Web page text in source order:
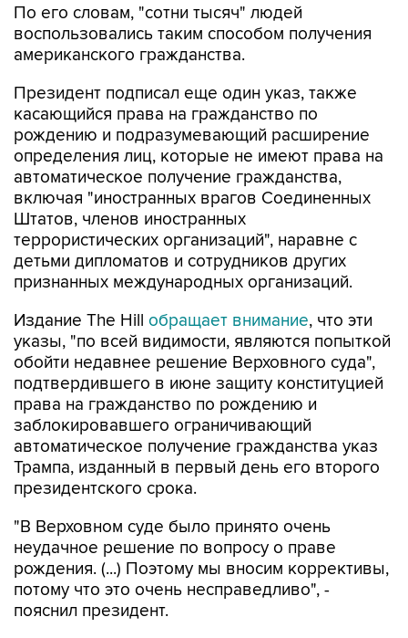
По его словам, "сотни тысяч" людей
воспользовались таким способом получения
американского гражданства.
Президент подписал еще один указ, также
касающийся права на гражданство по
рождению и подразумевающий расширение
определения лиц, которые не имеют права на
автоматическое получение гражданства,
включая "иностранных врагов Соединенных
Штатов, членов иностранных
террористических организаций", наравне с
детьми дипломатов и сотрудников других
признанных международных организаций.
Издание The Hill обращает внимание, что эти
указы, "по всей видимости, являются попыткой
обойти недавнее решение Верховного суда",
подтвердившего в июне защиту конституцией
права на гражданство по рождению и
заблокировавшего ограничивающий
автоматическое получение гражданства указ
Трампа, изданный в первый день его второго
президентского срока.
"В Верховном суде было принято очень
неудачное решение по вопросу о праве
рождения. (...) Поэтому мы вносим коррективы,
потому что это очень несправедливо", -
пояснил президент.